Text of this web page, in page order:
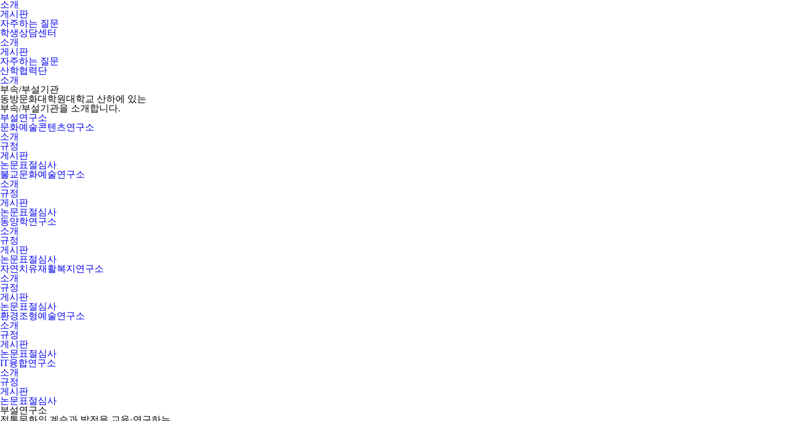
소개
게시판
자주하는 질문
학생상담센터
소개
게시판
자주하는 질문
산학협력단
소개
부속/부설기관
동방문화대학원대학교 산하에 있는
부속/부설기관을 소개합니다.
부설연구소
문화예술콘텐츠연구소
소개
규정
게시판
논문표절심사
불교문화예술연구소
소개
규정
게시판
논문표절심사
동양학연구소
소개
규정
게시판
논문표절심사
자연치유재활복지연구소
소개
규정
게시판
논문표절심사
환경조형예술연구소
소개
규정
게시판
논문표절심사
IT융합연구소
소개
규정
게시판
논문표절심사
부설연구소